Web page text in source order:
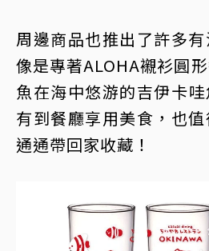
周邊商品也推出了許多有
像是專著ALOHA襯衫圓
魚在海中悠游的吉伊卡
有到餐廳享用美食，也
通通帶回家收藏！